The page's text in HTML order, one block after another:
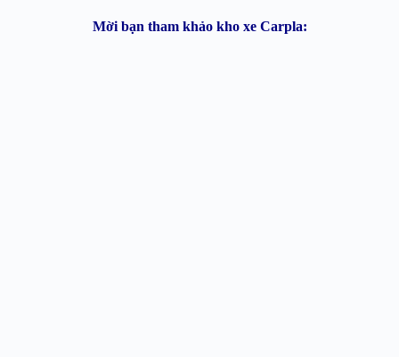
Mời bạn tham khảo kho xe Carpla: